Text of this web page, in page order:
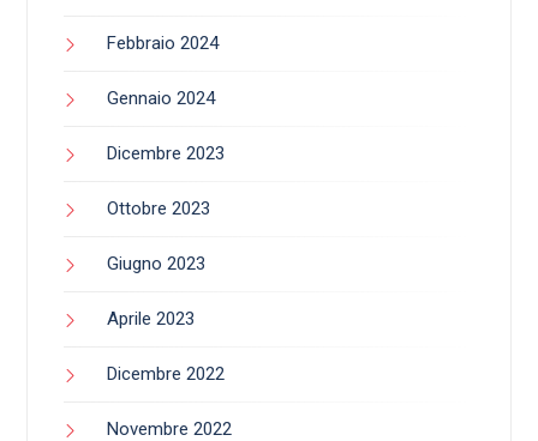
Febbraio 2024
Gennaio 2024
Dicembre 2023
Ottobre 2023
Giugno 2023
Aprile 2023
Dicembre 2022
Novembre 2022